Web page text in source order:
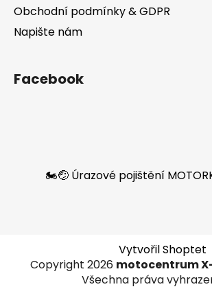
Obchodní podmínky & GDPR
Napište nám
Facebook
🏍️🤕 Úrazové pojištění
Vytvořil Shoptet
Copyright 2026 motocentrum X-
Všechna práva